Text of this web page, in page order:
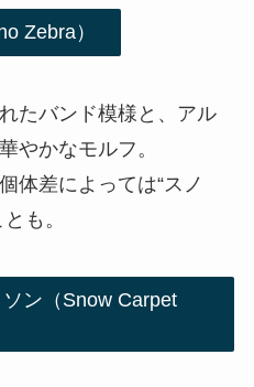
Zebra）
たバンド模様と、アル
やかなモルフ。
体差によっては“スノ
も。
ン（Snow Carpet